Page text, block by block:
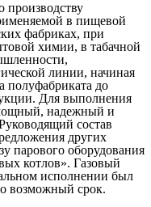
в пищевой
фабриках, при
химии, в табачной
линии, начиная
полуфабриката до
Для выполнения
надежный и
состав
других
парового оборудования
котлов». Газовый
исполнении был
возможный срок.